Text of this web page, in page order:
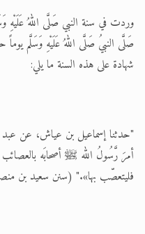
وردت في سنة النبي صَلَّى اللهُ
صَلَّى النبيُ صَلَّى اللهُ عَلَيْهِ وَسَلَّم
شهادة على هذه السنة ما يلي:
"حدثنا إسماعيل بن عياش، عن
أمرَ رَّسُولُ الله ﷺ أصحابَه
فليتعصّب بها»." (سنن سعيد بن